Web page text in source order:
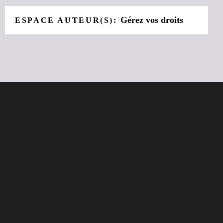
ESPACE AUTEUR(S): Gérez vos droits